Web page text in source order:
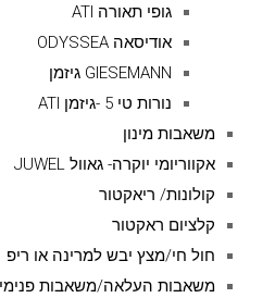
גופי תאורה ATI
אודיסאה ODYSSEA
GIESEMANN גיזמן
נורות טי 5 -גיזמן ATI
משאבות מינון
אקווריומי יוקרה- גאוול JUWEL
קולונות/ ריאקטור
קלציום ראקטור
חול חי/מצץ יבש למרינה או ריפ
משאבות העלאה/משאבות